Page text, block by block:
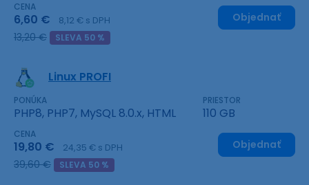
CENA
6,60 € 8,12 € s DPH
13,20 € SLEVA 50 %
Objednať
Linux PROFI
PONÚKA
PHP8, PHP7, MySQL 8.0.x, HTML
PRIESTOR
110 GB
CENA
19,80 € 24,35 € s DPH
39,60 € SLEVA 50 %
Objednať